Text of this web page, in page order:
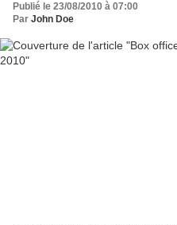
Publié le 23/08/2010 à 07:00
Par John Doe